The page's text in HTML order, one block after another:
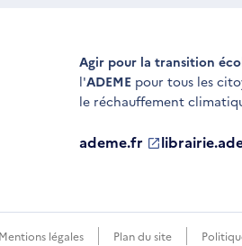
Agir pour la transition
l'ADEME pour tous les
le réchauffement
ademe.fr
S'ouvre S'ouvre
Mentions légales Plan du site